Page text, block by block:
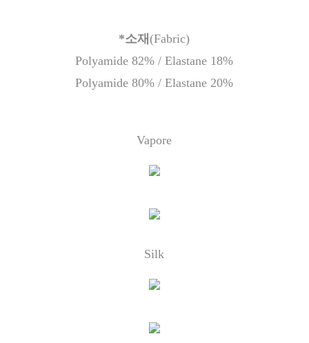
*소재 (Fabric)
Polyamide 82% / Elastane 18%
Polyamide 80% / Elastane 20%
Vapore
Silk